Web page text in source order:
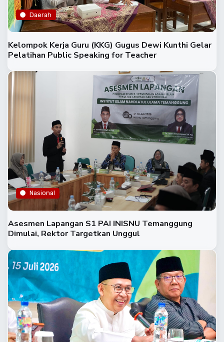
Daerah
Kelompok Kerja Guru (KKG) Gugus Dewi Kunthi Gelar
Pelatihan Public Speaking for Teacher
Nasional
Asesmen Lapangan S1 PAI INISNU Temanggung
Dimulai, Rektor Targetkan Unggul